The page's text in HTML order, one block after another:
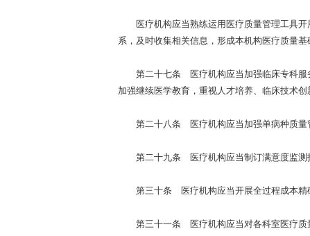
医疗机构应当熟练运用医疗质量管理工具开
系，及时收集相关信息，形成本机构医疗质量基
第二十七条 医疗机构应当加强临床专科服务
加强继续医学教育，重视人才培养、临床技术
第二十八条 医疗机构应当加强单病种质量管
第二十九条 医疗机构应当制订满意度监测指
第三十条 医疗机构应当开展全过程成本精确
第三十一条 医疗机构应当对各科室医疗质量